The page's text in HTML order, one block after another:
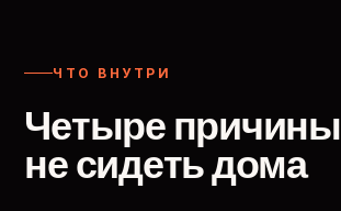
ЧТО ВНУТРИ
Четыре причины
не сидеть дома